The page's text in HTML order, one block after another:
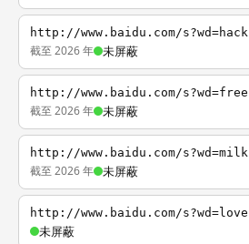
http://www.baidu.com/s?wd=hack
截至 2026 年 未屏蔽
http://www.baidu.com/s?wd=free
截至 2026 年 未屏蔽
http://www.baidu.com/s?wd=milk
截至 2026 年 未屏蔽
http://www.baidu.com/s?wd=love
未屏蔽